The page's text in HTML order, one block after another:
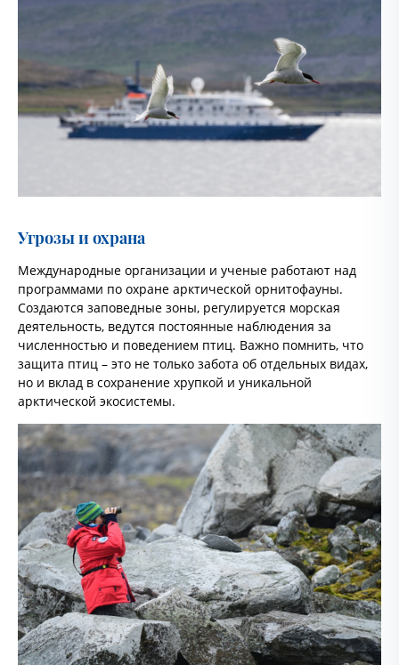
Угрозы и охрана
Международные организации и ученые работают над
программами по охране арктической орнитофауны.
Создаются заповедные зоны, регулируется морская
деятельность, ведутся постоянные наблюдения за
численностью и поведением птиц. Важно помнить, что
защита птиц – это не только забота об отдельных видах,
но и вклад в сохранение хрупкой и уникальной
арктической экосистемы.